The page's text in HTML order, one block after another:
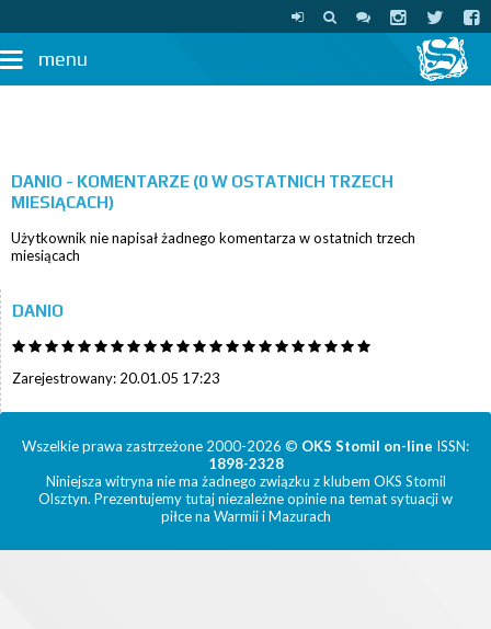
menu
DANIO - KOMENTARZE (0 W OSTATNICH TRZECH
MIESIĄCACH)
Użytkownik nie napisał żadnego komentarza w ostatnich trzech
miesiącach
DANIO
Zarejestrowany: 20.01.05 17:23
Wszelkie prawa zastrzeżone 2000-2026 © OKS Stomil on-line ISSN:
1898-2328
Niniejsza witryna nie ma żadnego związku z klubem OKS Stomil
Olsztyn. Prezentujemy tutaj niezależne opinie na temat sytuacji w
piłce na Warmii i Mazurach